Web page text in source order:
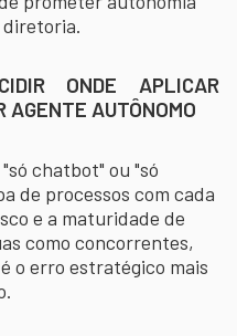
ONDE APLICAR
AGENTE AUTÔNOMO
chatbot" ou "só
de processos com cada
e a maturidade de
como concorrentes,
o erro estratégico mais